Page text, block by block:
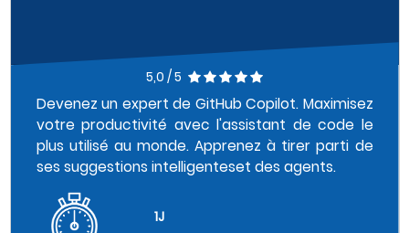
5,0 / 5
Devenez un expert de GitHub Copilot. Maximisez
votre productivité avec l'assistant de code le
plus utilisé au monde. Apprenez à tirer parti de
ses suggestions intelligenteset des agents.
1J